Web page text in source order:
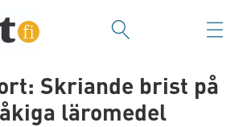
Skriande brist på
läromedel